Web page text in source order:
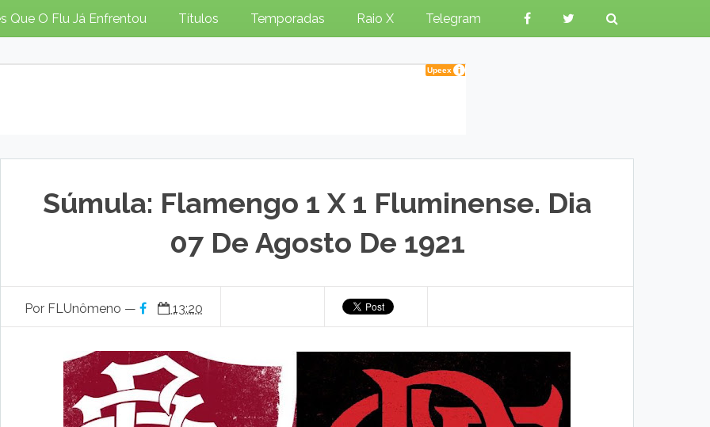
Que O Flu Já Enfrentou Títulos Temporadas Raio X Telegram
Súmula: Flamengo 1 X 1 Fluminense. Dia
07 De Agosto De 1921
Por FLUnômeno — 13:20